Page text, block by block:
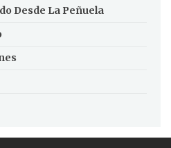
Desde La Peñuela